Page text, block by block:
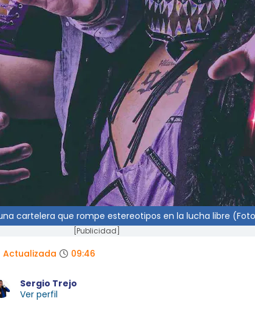
cartelera que rompe estereotipos en la lucha libre
[Publicidad]
Actualizada 09:46
Sergio Trejo
Ver perfil